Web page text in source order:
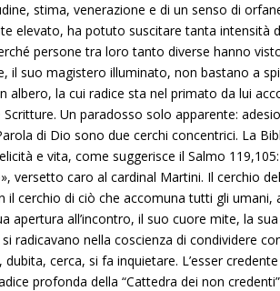
stima, venerazione e di un senso di
elevato, ha potuto suscitare tanta intensità
persone tra loro tanto diverse hanno
il suo magistero illuminato, non bastano a
albero, la cui radice sta nel primato da lui
Un paradosso solo apparente:
di Dio sono due cerchi concentrici. La
e vita, come suggerisce il Salmo
versetto caro al cardinal Martini. Il cerchio
il cerchio di ciò che accomuna tutti gli
apertura all’incontro, il suo cuore mite, la
si radicavano nella coscienza di condividere
cerca, si fa inquietare. L’esser
profonda della “Cattedra dei non